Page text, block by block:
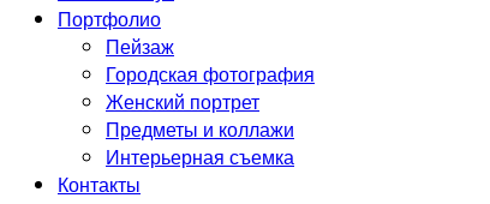
Портфолио
Пейзаж
Городская фотография
Женский портрет
Предметы и коллажи
Интерьерная съемка
Контакты